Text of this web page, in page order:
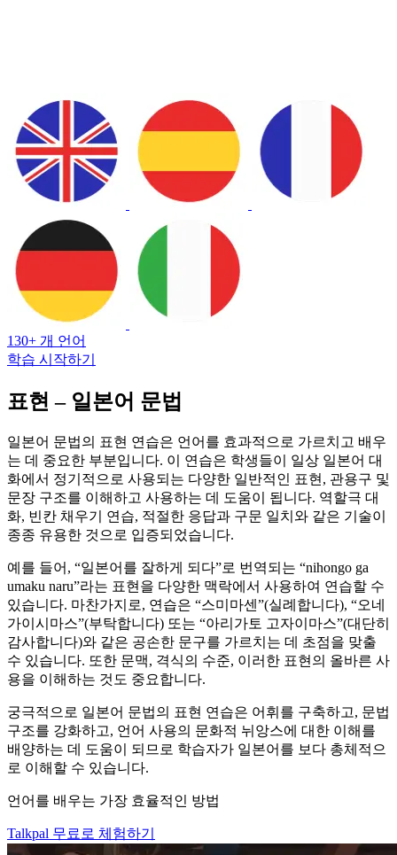
130+ 개 언어
학습 시작하기
표현 – 일본어 문법
일본어 문법의 표현 연습은 언어를 효과적으로 가르치고 배우
는 데 중요한 부분입니다. 이 연습은 학생들이 일상 일본어 대
화에서 정기적으로 사용되는 다양한 일반적인 표현, 관용구 및
문장 구조를 이해하고 사용하는 데 도움이 됩니다. 역할극 대
화, 빈칸 채우기 연습, 적절한 응답과 구문 일치와 같은 기술이
종종 유용한 것으로 입증되었습니다.
예를 들어, “일본어를 잘하게 되다”로 번역되는 “nihongo ga
umaku naru”라는 표현을 다양한 맥락에서 사용하여 연습할 수
있습니다. 마찬가지로, 연습은 “스미마센”(실례합니다), “오네
가이시마스”(부탁합니다) 또는 “아리가토 고자이마스”(대단히
감사합니다)와 같은 공손한 문구를 가르치는 데 초점을 맞출
수 있습니다. 또한 문맥, 격식의 수준, 이러한 표현의 올바른 사
용을 이해하는 것도 중요합니다.
궁극적으로 일본어 문법의 표현 연습은 어휘를 구축하고, 문법
구조를 강화하고, 언어 사용의 문화적 뉘앙스에 대한 이해를
배양하는 데 도움이 되므로 학습자가 일본어를 보다 총체적으
로 이해할 수 있습니다.
언어를 배우는 가장 효율적인 방법
Talkpal 무료로 체험하기